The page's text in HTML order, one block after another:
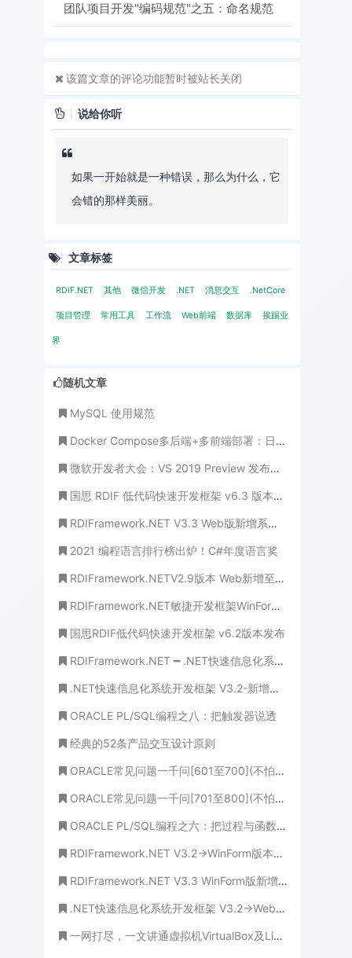
团队项目开发"编码规范"之五：命名规范
该篇文章的评论功能暂时被站长关闭
说给你听
如果一开始就是一种错误，那么为什么，它
会错的那样美丽。
文章标签
RDIF.NET 其他 微信开发 .NET 消息交互 .NetCore
项目管理 常用工具 工作流 Web前端 数据库 挨踢业
界
随机文章
MySQL 使用规范
Docker Compose多后端+多前端部署：日志集中管理实操指南（基础版+进阶版，亲测可用）
微软开发者大会：VS 2019 Preview 发布；Windows UX 主要技术开源
国思 RDIF 低代码快速开发框架 v6.3 版本重磅发布！性能与体验双飞跃
RDIFramework.NET V3.3 Web版新增系统公告、系统新闻模块方便需要的客户
2021 编程语言排行榜出炉！C#年度语言奖
RDIFramework.NETV2.9版本 Web新增至14套皮肤风格+三套界面组合（共42套皮肤组合）
RDIFramework.NET敏捷开发框架WinForm新增通用附件管理控件
国思RDIF低代码快速开发框架 v6.2版本发布
RDIFramework.NET ━ .NET快速信息化系统开发框架 V3.2->WinForm版本新增新的角色授权管理界面效率更高、更规范
.NET快速信息化系统开发框架 V3.2-新增锁定用户与解除锁定用户的功能
ORACLE PL/SQL编程之八：把触发器说透
经典的52条产品交互设计原则
ORACLE常见问题一千问[601至700](不怕学不成、就怕心不诚！)
ORACLE常见问题一千问[701至800](不怕学不成、就怕心不诚！)
ORACLE PL/SQL编程之六：把过程与函数说透(穷追猛打，把根儿都拔起!)
RDIFramework.NET V3.2->WinForm版本重构岗位授权管理界面更规范、高效与美观
RDIFramework.NET V3.3 WinForm版新增日程管理功能模块
.NET快速信息化系统开发框架 V3.2->Web版本模块管理界面新增模块排序功能
一网打尽，一文讲通虚拟机VirtualBox及Linux使用